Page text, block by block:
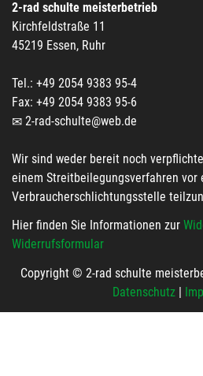
2-rad schulte meisterbetrieb
Kirchfeldstraße 11
45219 Essen, Ruhr
Tel.: +49 2054 9383 95-4
Fax: +49 2054 9383 95-6
2-rad-schulte@web.de
Wir sind weder bereit noch
einem Streitbeilegungsverfahren vor
Verbraucherschlichtungsstelle
Hier finden Sie Informationen zur
Widerrufsformular
Copyright © 2-rad schulte
Datenschutz|